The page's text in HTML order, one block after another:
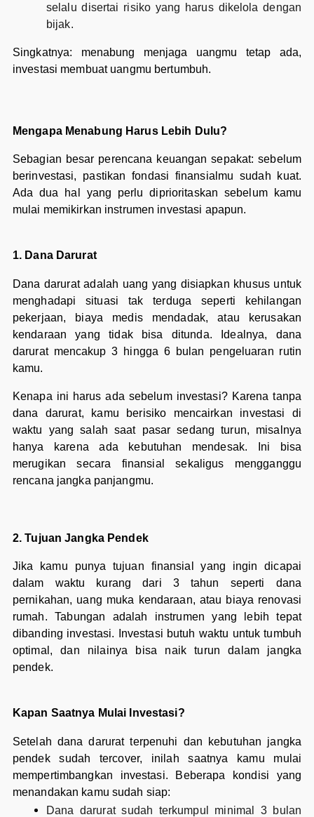
selalu disertai risiko yang harus dikelola dengan
bijak.
Singkatnya: menabung menjaga uangmu tetap ada,
investasi membuat uangmu bertumbuh.
Mengapa Menabung Harus Lebih Dulu?
Sebagian besar perencana keuangan sepakat: sebelum
berinvestasi, pastikan fondasi finansialmu sudah kuat.
Ada dua hal yang perlu diprioritaskan sebelum kamu
mulai memikirkan instrumen investasi apapun.
1. Dana Darurat
Dana darurat adalah uang yang disiapkan khusus untuk
menghadapi situasi tak terduga seperti kehilangan
pekerjaan, biaya medis mendadak, atau kerusakan
kendaraan yang tidak bisa ditunda. Idealnya, dana
darurat mencakup 3 hingga 6 bulan pengeluaran rutin
kamu.
Kenapa ini harus ada sebelum investasi? Karena tanpa
dana darurat, kamu berisiko mencairkan investasi di
waktu yang salah saat pasar sedang turun, misalnya
hanya karena ada kebutuhan mendesak. Ini bisa
merugikan secara finansial sekaligus mengganggu
rencana jangka panjangmu.
2. Tujuan Jangka Pendek
Jika kamu punya tujuan finansial yang ingin dicapai
dalam waktu kurang dari 3 tahun seperti dana
pernikahan, uang muka kendaraan, atau biaya renovasi
rumah. Tabungan adalah instrumen yang lebih tepat
dibanding investasi. Investasi butuh waktu untuk tumbuh
optimal, dan nilainya bisa naik turun dalam jangka
pendek.
Kapan Saatnya Mulai Investasi?
Setelah dana darurat terpenuhi dan kebutuhan jangka
pendek sudah tercover, inilah saatnya kamu mulai
mempertimbangkan investasi. Beberapa kondisi yang
menandakan kamu sudah siap:
Dana darurat sudah terkumpul minimal 3 bulan